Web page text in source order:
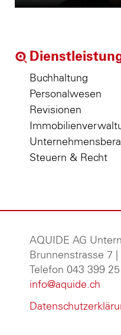
Buchhaltung
Personalwesen
Revisionen
Steuern & Recht
AQUIDE AG
Brunnenstrasse 7 |
Telefon 043 399
info@aquide.ch